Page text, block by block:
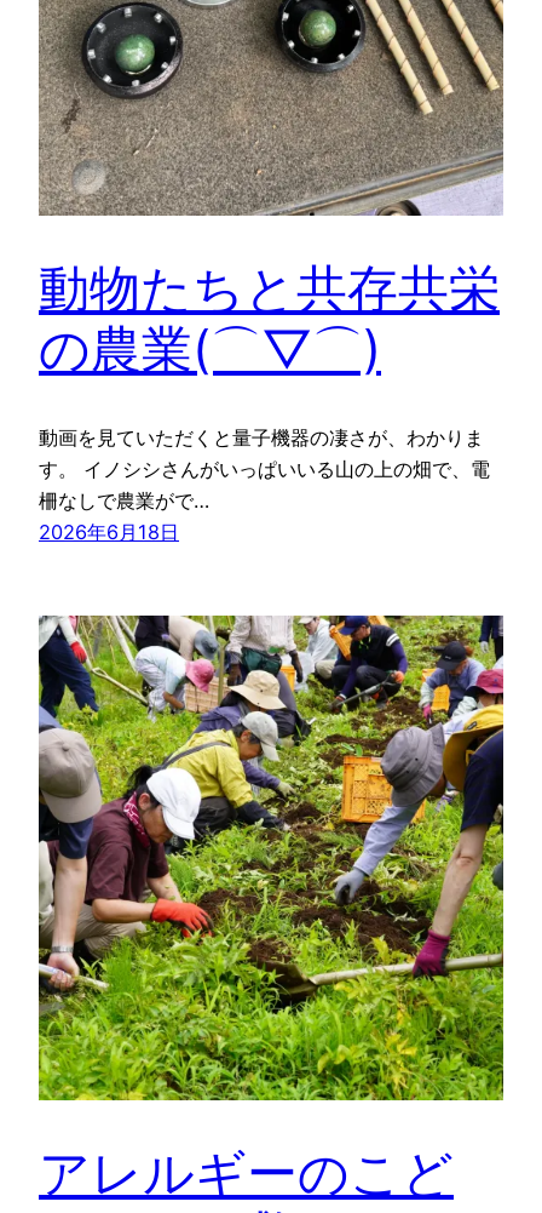
動物たちと共存共栄
の農業(⌒▽⌒)
動画を見ていただくと量子機器の凄さが、わかりま
す。 イノシシさんがいっぱいいる山の上の畑で、電
柵なしで農業がで…
2026年6月18日
アレルギーのこど